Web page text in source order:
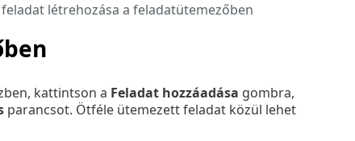
feladat létrehozása a feladatütemezőben
kattintson a Feladat hozzáadása gombra,
parancsot. Ötféle ütemezett feladat közül lehet